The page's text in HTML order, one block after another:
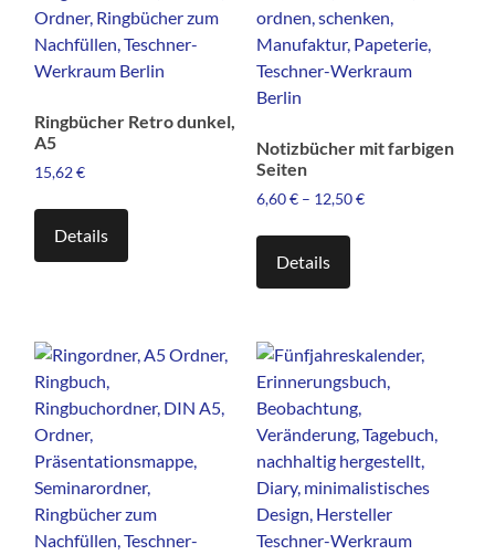
Ringbücher Retro dunkel,
A5
15,62€
Details
weist
Die
können
der
Produktseite
gewählt
werden
Notizbücher mit farbigen
Seiten
6,60€– 12,50€
Details
weist
auf.
Die
Optionen
können
auf
der
Produktseite
gewählt